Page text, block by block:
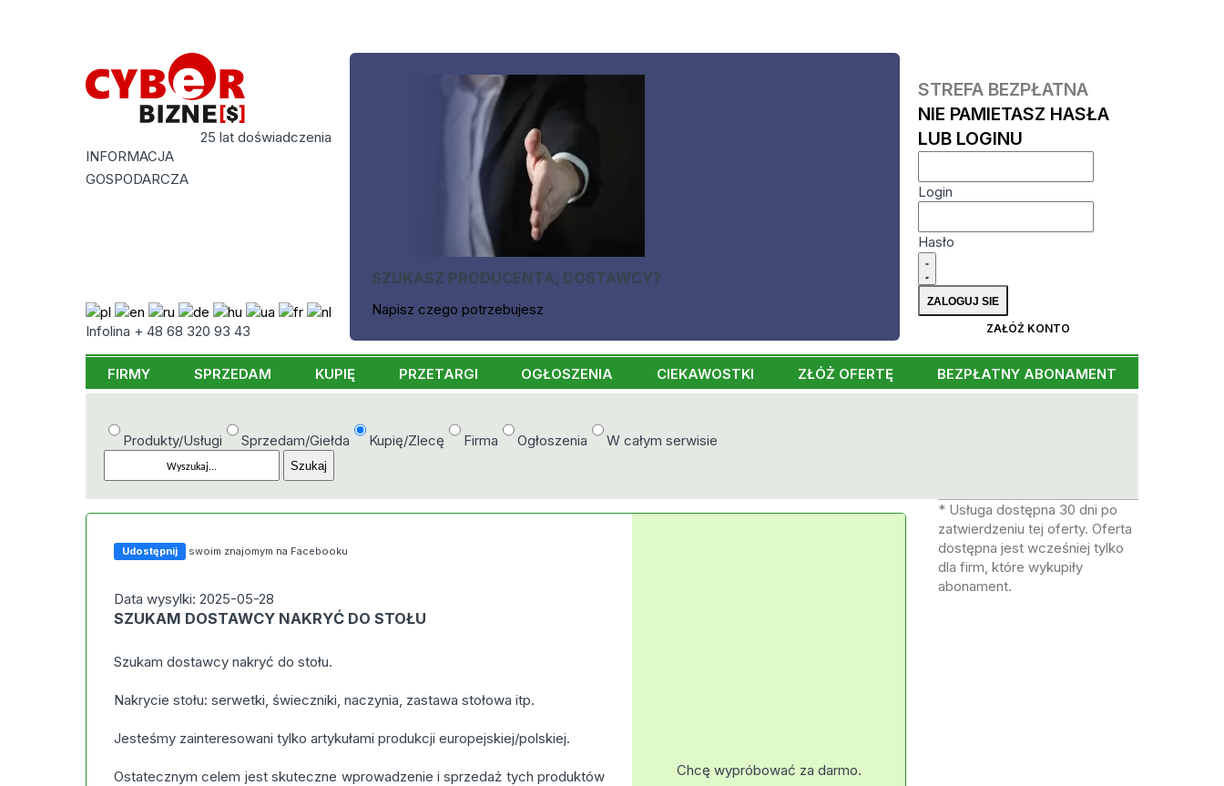
25 lat doświadczenia
INFORMACJA
GOSPODARCZA
Infolina + 48 68 320 93 43
SZUKASZ PRODUCENTA, DOSTAWCY?
Napisz czego potrzebujesz
STREFA BEZPŁATNA
NIE PAMIETASZ HASŁA
LUB LOGINU
Login
Hasło
ZAŁÓŻ KONTO
FIRMY SPRZEDAM KUPIĘ PRZETARGI OGŁOSZENIA CIEKAWOSTKI ZŁÓŻ OFERTĘ BEZPŁATNY ABONAMENT
Produkty/Usługi Sprzedam/Giełda Kupię/Zlecę Firma Ogłoszenia W całym serwisie
Udostępnij swoim znajomym na Facebooku
Data wysylki: 2025-05-28
SZUKAM DOSTAWCY NAKRYĆ DO STOŁU
Szukam dostawcy nakryć do stołu.
Nakrycie stołu: serwetki, świeczniki, naczynia, zastawa stołowa itp.
Jesteśmy zainteresowani tylko artykułami produkcji europejskiej/polskiej.
Ostatecznym celem jest skuteczne wprowadzenie i sprzedaż tych produktów
Chcę wypróbować za darmo.
* Usługa dostępna 30 dni po
zatwierdzeniu tej oferty. Oferta
dostępna jest wcześniej tylko
dla firm, które wykupiły
abonament.